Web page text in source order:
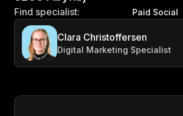
Find specialist: Paid Social
Clara Christoffersen
Digital Marketing Specialist